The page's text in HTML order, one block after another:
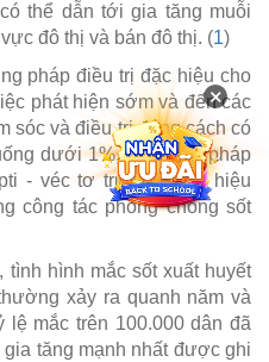
thể dẫn tới gia tăng muỗi
đô thị và bán đô thị. (1)
pháp điều trị đặc hiệu cho
phát hiện sớm và đến các
sóc và điều trị đúng cách có
dưới 1%. Các biện pháp
- véc tơ truyền bệnh hiệu
công tác phòng chống sốt
tình hình mắc sốt xuất huyết
xảy ra quanh năm và
lệ mắc trên 100.000 dân đã
tăng mạnh nhất được ghi
×